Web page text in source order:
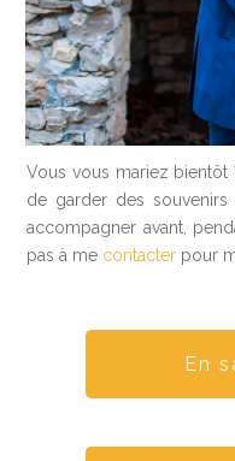
Vous vous mariez
de garder des
accompagner avant,
pas à me contacter pour
En